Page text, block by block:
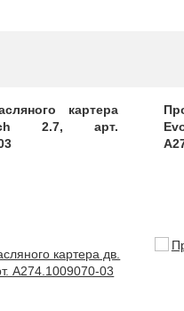
картера
2.7, арт.